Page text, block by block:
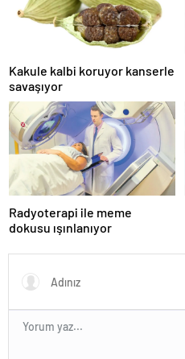
Kakule kalbi koruyor kanserle
savaşıyor
Radyoterapi ile meme
dokusu ışınlanıyor